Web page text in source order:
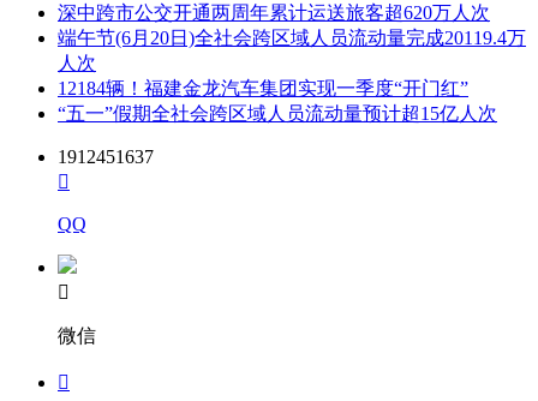
地址：沭阳县汽车东站南侧城市公交
联系方式：卢诚 13773929779
2.采购代理机构信息
名称：南京建凯建设项目管理有限公司
联系方式：15850959933
3.项目联系方式
项目联系人：高红静(组织本项目采购活动的具体工作人员姓
深中跨市公交开通两周年累计运送旅客超620万人次
端午节(6月20日)全社会跨区域人员流动量完成20119.4万
人次
12184辆！福建金龙汽车集团实现一季度“开门红”
“五一”假期全社会跨区域人员流动量预计超15亿人次
1912451637

QQ

微信
